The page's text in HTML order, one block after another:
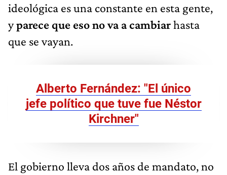
ideológica es una constante en esta gente,
yparece que eso no va a cambiarhasta
que se vayan.
Alberto Fernández: "El único
jefe político que tuve fue Néstor
Kirchner"
El gobierno lleva dos años de mandato, no